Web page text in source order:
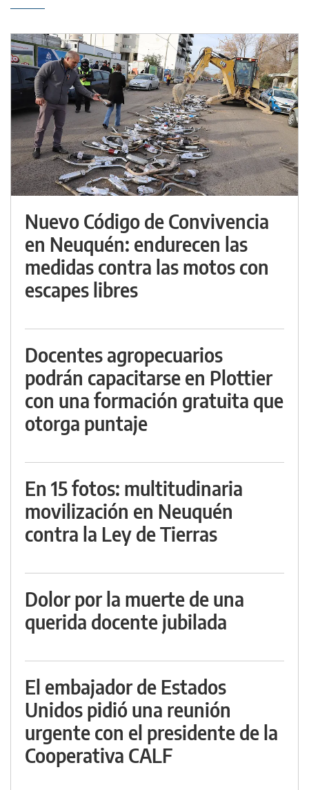
Nuevo Código de Convivencia
en Neuquén: endurecen las
medidas contra las motos con
escapes libres
Docentes agropecuarios
podrán capacitarse en Plottier
con una formación gratuita que
otorga puntaje
En 15 fotos: multitudinaria
movilización en Neuquén
contra la Ley de Tierras
Dolor por la muerte de una
querida docente jubilada
El embajador de Estados
Unidos pidió una reunión
urgente con el presidente de la
Cooperativa CALF